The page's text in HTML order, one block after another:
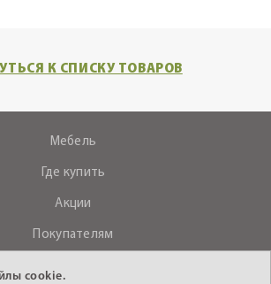
К СПИСКУ ТОВАРОВ
Мебель
Где купить
Акции
Покупателям
cookie.